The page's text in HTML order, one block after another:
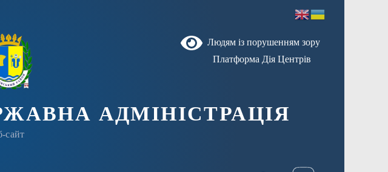
Людям із порушенням зору
Платформа Дія Центрів
АДМІНІСТРАЦІЯ
сайт